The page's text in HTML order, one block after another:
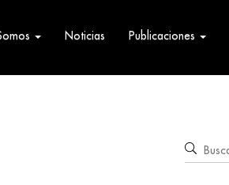
Noticias Publicaciones